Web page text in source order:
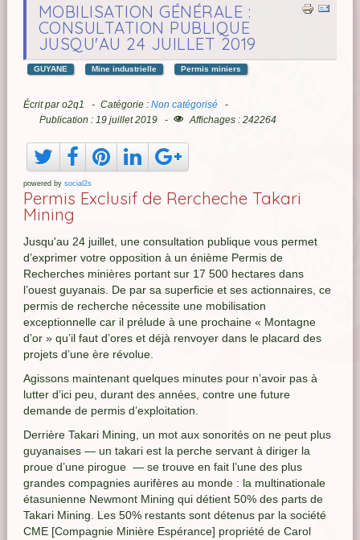
MOBILISATION GÉNÉRALE :
CONSULTATION PUBLIQUE
JUSQU'AU 24 JUILLET 2019
GUYANE Mine industrielle Permis miniers
Écrit paro2q1 Catégorie : Non catégorisé
Publication : 19 juillet 2019
Affichages : 242264
powered by social2s
Permis Exclusif de Rercheche Takari
Mining
Jusqu'au 24 juillet, une consultation publique vous permet
d’exprimer votre opposition à un énième Permis de
Recherches minières portant sur 17 500 hectares dans
l’ouest guyanais. De par sa superficie et ses actionnaires, ce
permis de recherche nécessite une mobilisation
exceptionnelle car il prélude à une prochaine « Montagne
d’or » qu’il faut d’ores et déjà renvoyer dans le placard des
projets d’une ère révolue.
Agissons maintenant quelques minutes pour n’avoir pas à
lutter d’ici peu, durant des années, contre une future
demande de permis d’exploitation.
Derrière Takari Mining, un mot aux sonorités on ne peut plus
guyanaises — un takari est la perche servant à diriger la
proue d’une pirogue — se trouve en fait l’une des plus
grandes compagnies aurifères au monde : la multinationale
étasunienne Newmont Mining qui détient 50% des parts de
Takari Mining. Les 50% restants sont détenus par la société
CME [Compagnie Minière Espérance] propriété de Carol